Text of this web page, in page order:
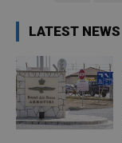
LATEST NEWS